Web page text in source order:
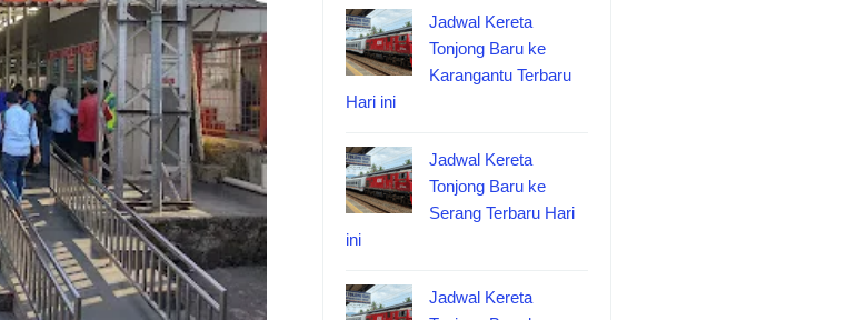
Jadwal Kereta
Tonjong Baru ke
Karangantu Terbaru
Hari ini
Jadwal Kereta
Tonjong Baru ke
Serang Terbaru Hari
ini
Jadwal Kereta